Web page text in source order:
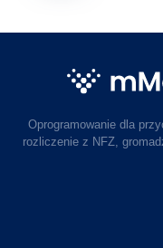
Oprogramowanie dla
rozliczenie z NFZ,